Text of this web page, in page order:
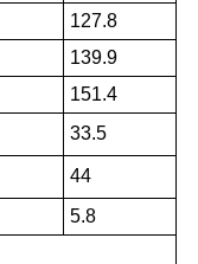
127.8
139.9
151.4
33.5
44
5.8